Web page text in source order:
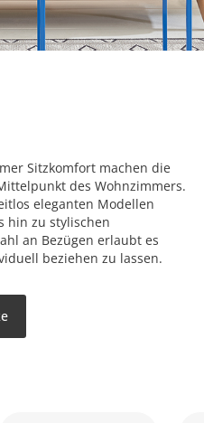
Sitzkomfort machen die
des Wohnzimmers.
eleganten Modellen
hin zu stylischen
an Bezügen erlaubt es
beziehen zu lassen.